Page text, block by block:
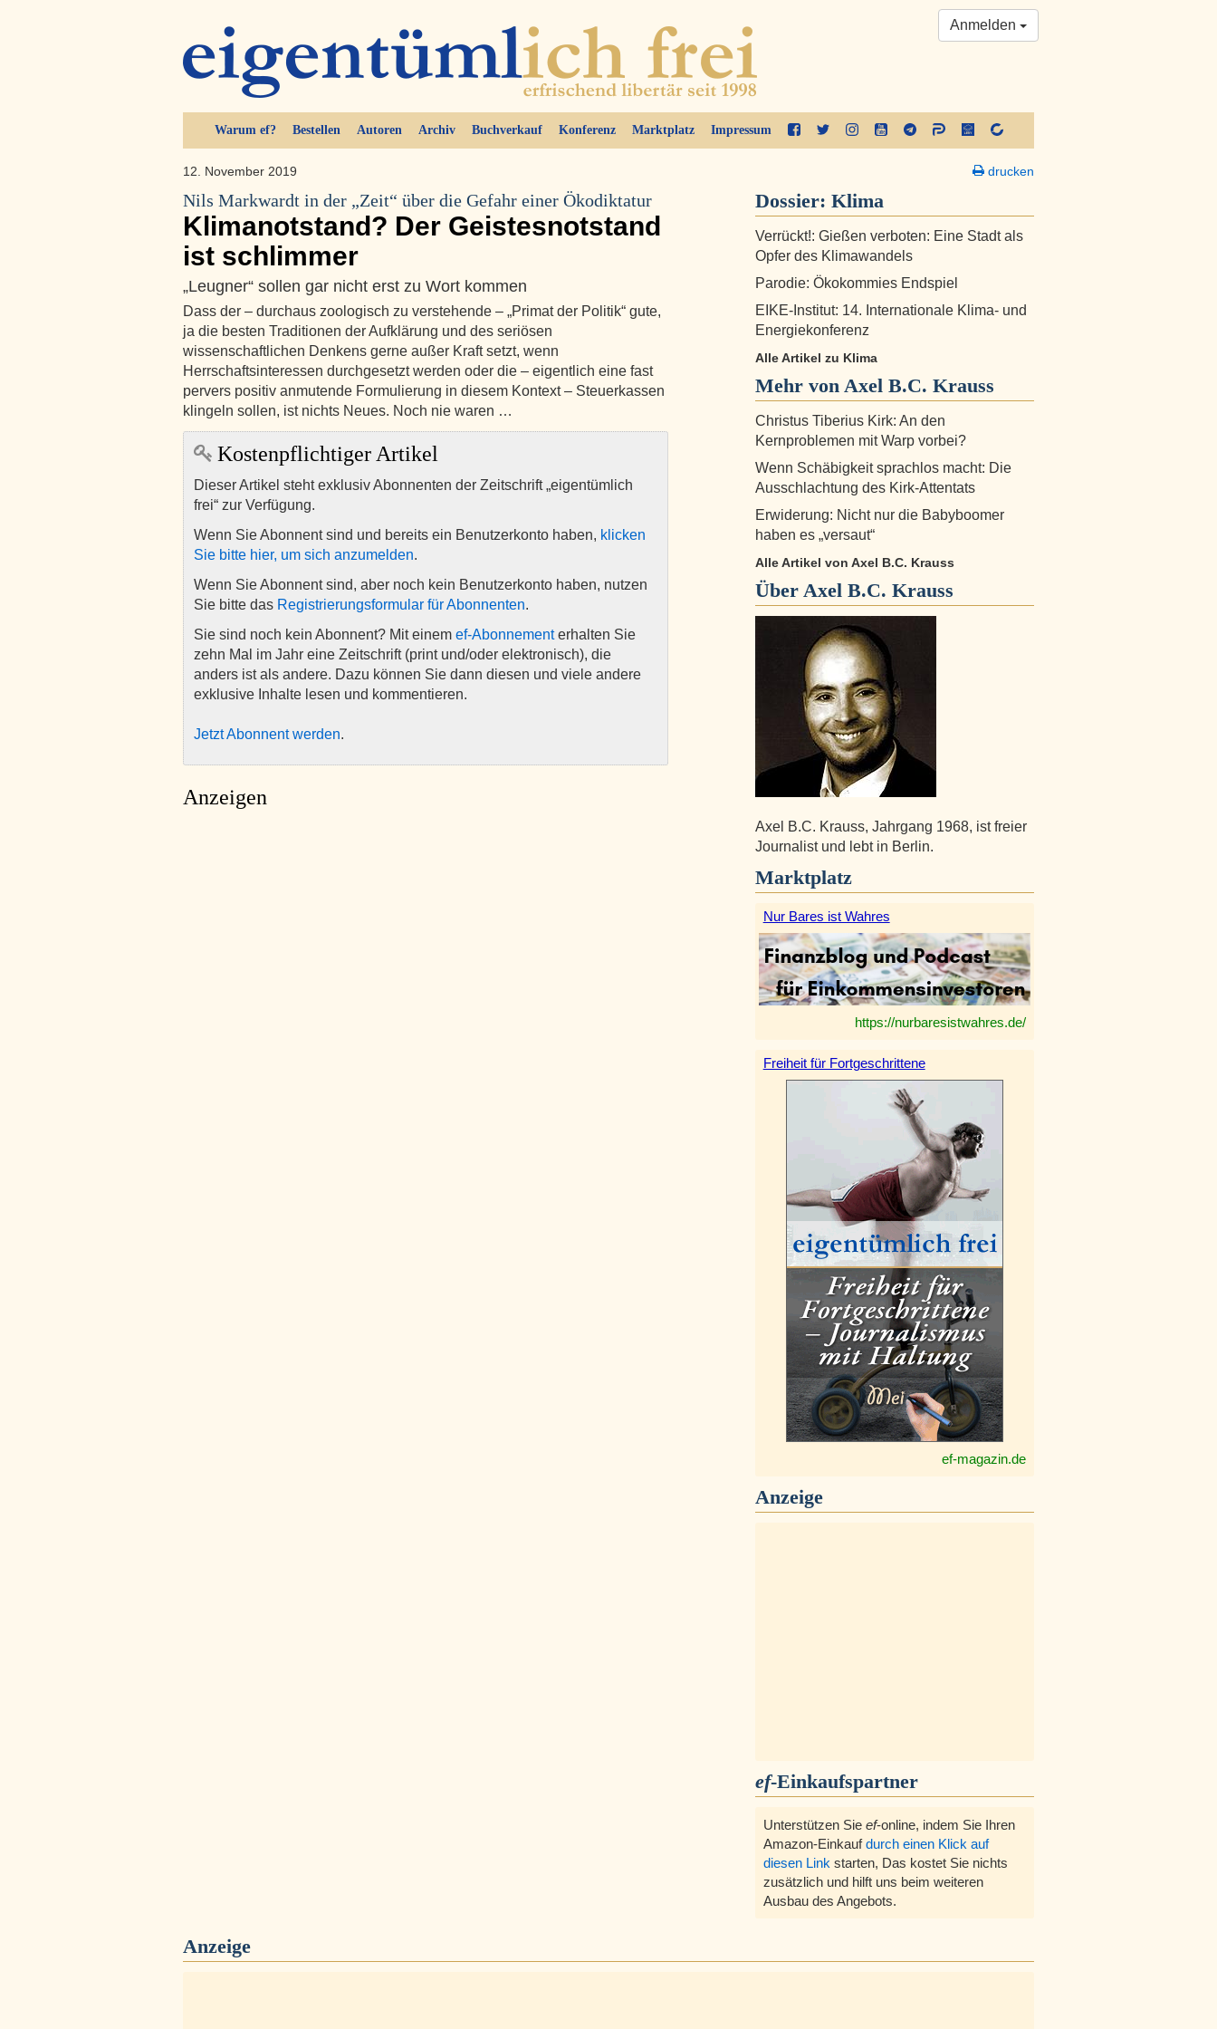
Warum ef? Bestellen Autoren Archiv Buchverkauf Konferenz Marktplatz Impressum
Anmelden
12. November 2019
Nils Markwardt in der „Zeit“ über die Gefahr einer Ökodiktatur
Klimanotstand? Der Geistesnotstand
ist schlimmer
„Leugner“ sollen gar nicht erst zu Wort kommen
Dass der – durchaus zoologisch zu verstehende – „Primat der Politik“ gute,
ja die besten Traditionen der Aufklärung und des seriösen
wissenschaftlichen Denkens gerne außer Kraft setzt, wenn
Herrschaftsinteressen durchgesetzt werden oder die – eigentlich eine fast
pervers positiv anmutende Formulierung in diesem Kontext – Steuerkassen
klingeln sollen, ist nichts Neues. Noch nie waren …
Kostenpflichtiger Artikel
Dieser Artikel steht exklusiv Abonnenten der Zeitschrift „eigentümlich
frei“ zur Verfügung.
Wenn Sie Abonnent sind und bereits ein Benutzerkonto haben, klicken
Sie bitte hier, um sich anzumelden.
Wenn Sie Abonnent sind, aber noch kein Benutzerkonto haben, nutzen
Sie bitte das Registrierungsformular für Abonnenten.
Sie sind noch kein Abonnent? Mit einem ef-Abonnementerhalten Sie
zehn Mal im Jahr eine Zeitschrift (print und/oder elektronisch), die
anders ist als andere. Dazu können Sie dann diesen und viele andere
exklusive Inhalte lesen und kommentieren.
Jetzt Abonnent werden.
Anzeigen
drucken
Dossier: Klima
Verrückt!: Gießen verboten: Eine Stadt als
Opfer des Klimawandels
Parodie: Ökokommies Endspiel
EIKE-Institut: 14. Internationale Klima- und
Energiekonferenz
Alle Artikel zu Klima
Mehr von Axel B.C. Krauss
Christus Tiberius Kirk: An den
Kernproblemen mit Warp vorbei?
Wenn Schäbigkeit sprachlos macht: Die
Ausschlachtung des Kirk-Attentats
Erwiderung: Nicht nur die Babyboomer
haben es „versaut“
Alle Artikel von Axel B.C. Krauss
Über Axel B.C. Krauss
Axel B.C. Krauss, Jahrgang 1968, ist freier
Journalist und lebt in Berlin.
Marktplatz
Nur Bares ist Wahres
https://nurbaresistwahres.de/
Freiheit für Fortgeschrittene
ef-magazin.de
Anzeige
ef-Einkaufspartner
Unterstützen Sie ef-online, indem Sie Ihren
Amazon-Einkaufdurch einen Klick auf
diesen Link starten, Das kostet Sie nichts
zusätzlich und hilft uns beim weiteren
Ausbau des Angebots.
Anzeige